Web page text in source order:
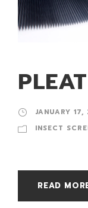
JANUARY
INSECT
READ